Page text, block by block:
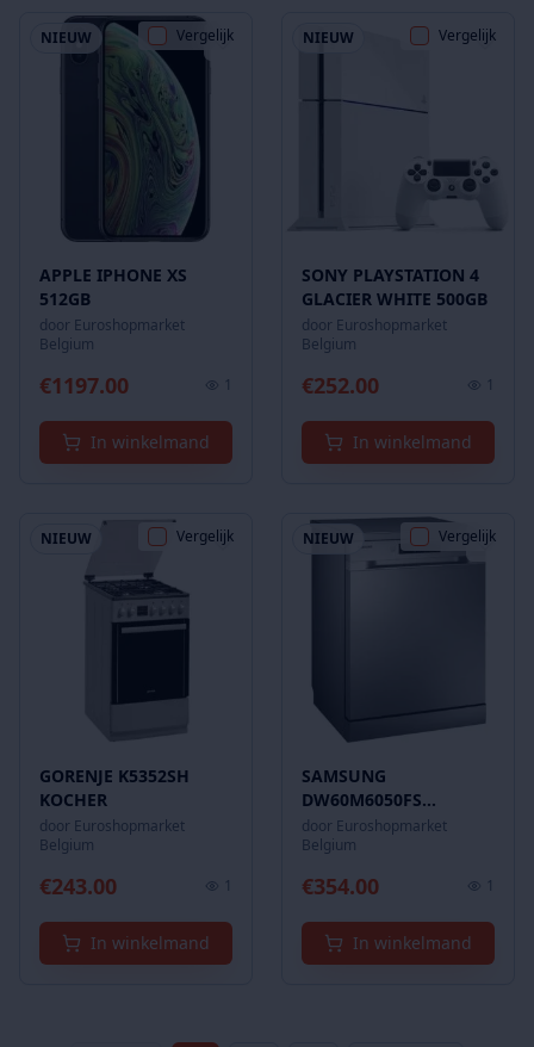
NIEUW
APPLE IPHONE XS
512GB
door Euroshopmarket
Belgium
€1197.00 1
In winkelmand
Vergelijk NIEUW
SONY PLAYSTATION 4
GLACIER WHITE 500GB
door Euroshopmarket
Belgium
€252.00 1
In winkelmand
Vergelijk
NIEUW
GORENJE K5352SH
KOCHER
door Euroshopmarket
Belgium
€243.00 1
In winkelmand
Vergelijk NIEUW
SAMSUNG
DW60M6050FS
GESCHIRRSPÜLMASCHINE
door Euroshopmarket
Belgium
€354.00 1
In winkelmand
Vergelijk